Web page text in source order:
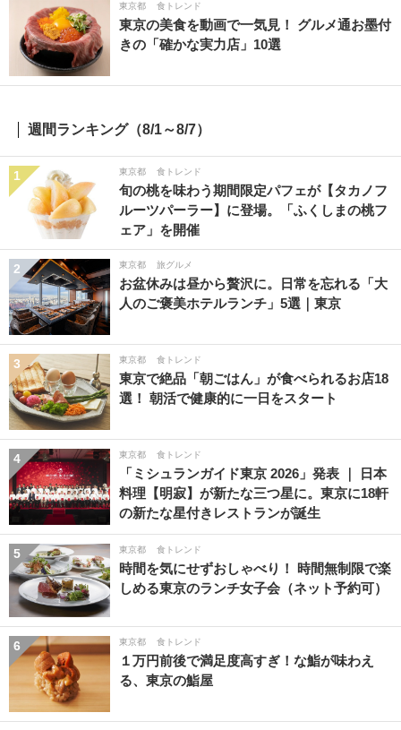
東京都 食トレンド
東京の美食を動画で一気見！ グルメ通お墨付
きの「確かな実力店」10選
週間ランキング（8/1～8/7）
1 東京都 食トレンド
旬の桃を味わう期間限定パフェが【タカノフ
ルーツパーラー】に登場。「ふくしまの桃フ
ェア」を開催
2 東京都 旅グルメ
お盆休みは昼から贅沢に。日常を忘れる「大
人のご褒美ホテルランチ」5選｜東京
3 東京都 食トレンド
東京で絶品「朝ごはん」が食べられるお店18
選！ 朝活で健康的に一日をスタート
4 東京都 食トレンド
「ミシュランガイド東京 2026」発表 ｜ 日本
料理【明寂】が新たな三つ星に。東京に18軒
の新たな星付きレストランが誕生
5 東京都 食トレンド
時間を気にせずおしゃべり！ 時間無制限で楽
しめる東京のランチ女子会（ネット予約可）
6 東京都 食トレンド
１万円前後で満足度高すぎ！な鮨が味わえ
る、東京の鮨屋